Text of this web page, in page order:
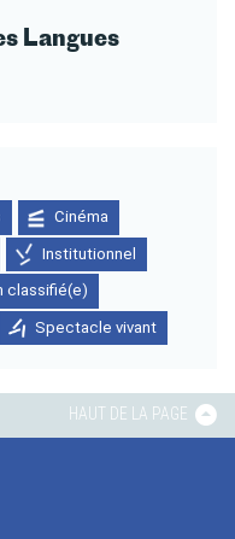
Langues
Cinéma
Institutionnel
classifié(e)
Spectacle vivant
HAUT DE LA PAGE